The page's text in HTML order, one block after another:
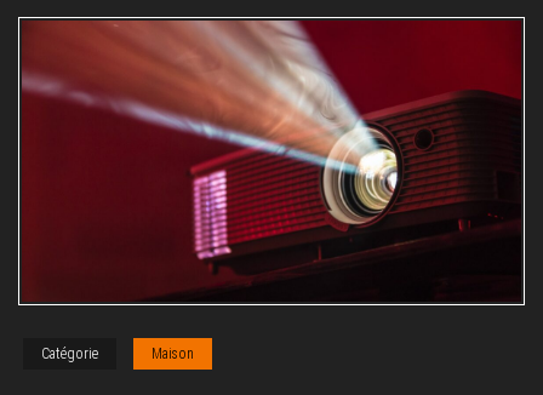
Catégorie Maison